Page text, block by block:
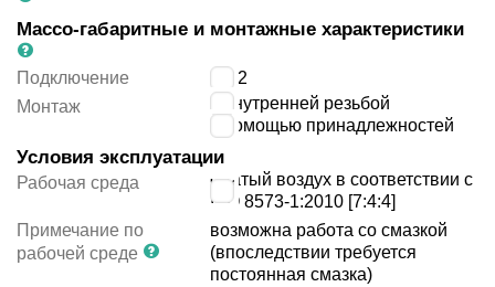
Массо-габаритные и монтажные характеристики
Подключение
G1/2
Монтаж
с внутренней резьбой
с помощью принадлежностей
Условия эксплуатации
Рабочая среда
сжатый воздух в соответствии с
ISO 8573-1:2010 [7:4:4]
Примечание по
рабочей среде
возможна работа со смазкой
(впоследствии требуется
постоянная смазка)